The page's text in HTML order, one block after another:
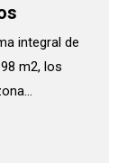
integral de
m2, los